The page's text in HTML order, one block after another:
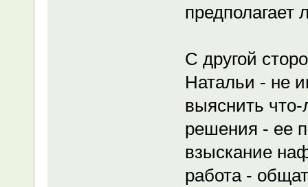
С другой
Натальи - не
выяснить
решения - ее
взыскание
работа -